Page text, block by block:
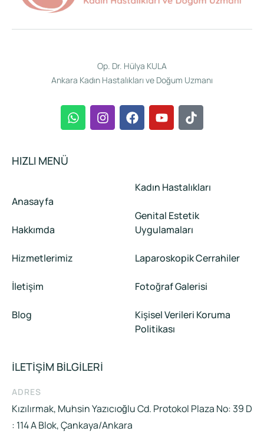
Op. Dr. Hülya KULA
Ankara Kadın Hastalıkları ve Doğum Uzmanı
HIZLI MENÜ
Anasayfa
Hakkımda
Hizmetlerimiz
İletişim
Blog
Kadın Hastalıkları
Genital Estetik
Uygulamaları
Laparoskopik Cerrahiler
Fotoğraf Galerisi
Kişisel Verileri Koruma
Politikası
İLETİŞİM BİLGİLERİ
ADRES
Kızılırmak, Muhsin Yazıcıoğlu Cd. Protokol Plaza No: 39 D
: 114 A Blok, Çankaya/Ankara